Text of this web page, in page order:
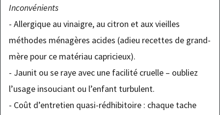
Inconvénients
- Allergique au vinaigre, au citron et aux vieilles
méthodes ménagères acides (adieu recettes de grand-
mère pour ce matériau capricieux).
- Jaunit ou se raye avec une facilité cruelle – oubliez
l’usage insouciant ou l’enfant turbulent.
- Coût d’entretien quasi-rédhibitoire : chaque tache